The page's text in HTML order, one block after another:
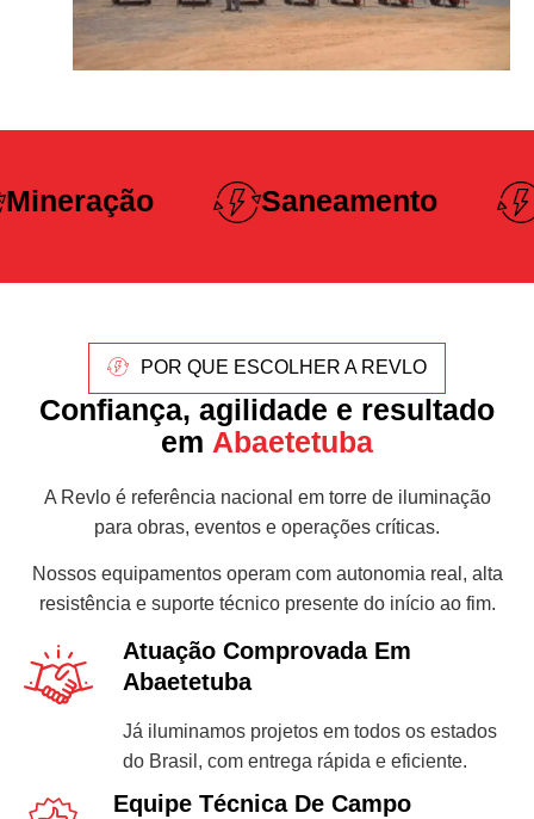
Saneamento
Construção
Pesada
POR QUE ESCOLHER A REVLO
Confiança, agilidade e resultado
em Abaetetuba
A Revlo é referência nacional em torre de iluminação
para obras, eventos e operações críticas.
Nossos equipamentos operam com autonomia real, alta
resistência e suporte técnico presente do início ao fim.
Atuação Comprovada Em
Abaetetuba
Já iluminamos projetos em todos os estados
do Brasil, com entrega rápida e eficiente.
Equipe Técnica De Campo